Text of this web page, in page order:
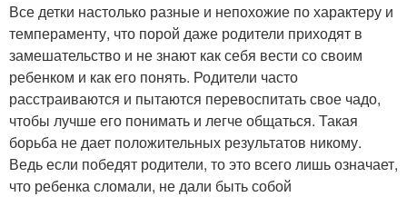
Все детки настолько разные и непохожие по характеру и
темпераменту, что порой даже родители приходят в
замешательство и не знают как себя вести со своим
ребенком и как его понять. Родители часто
расстраиваются и пытаются перевоспитать свое чадо,
чтобы лучше его понимать и легче общаться. Такая
борьба не дает положительных результатов никому.
Ведь если победят родители, то это всего лишь означает,
что ребенка сломали, не дали быть собой